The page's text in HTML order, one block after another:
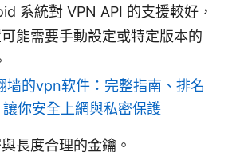
系統對 VPN API 的支援較好，
能需要手動設定或特定版本的
墙的vpn软件：完整指南、排名
你安全上網與私密保護
長度合理的金鑰。